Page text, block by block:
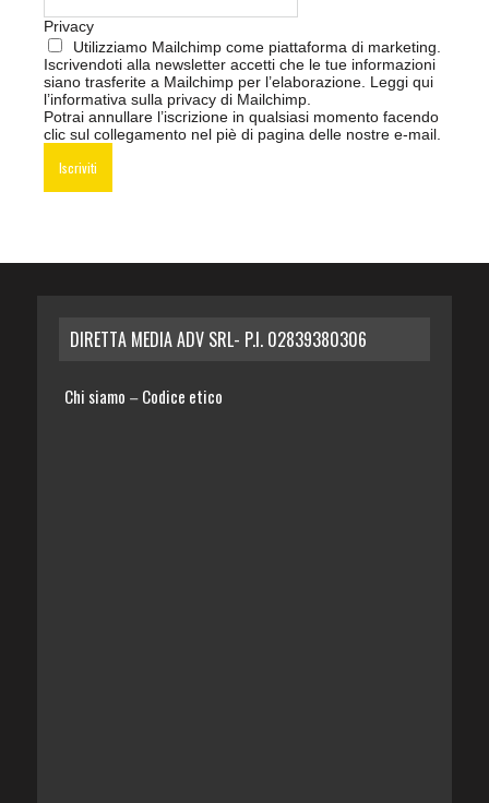
Privacy
Utilizziamo Mailchimp come piattaforma di marketing.
Iscrivendoti alla newsletter accetti che le tue informazioni
siano trasferite a Mailchimp per l’elaborazione. Leggi qui
l’informativa sulla privacy di Mailchimp
Potrai annullare l’iscrizione in qualsiasi momento facendo
clic sul collegamento nel piè di pagina delle nostre e-mail.
DIRETTA MEDIA ADV SRL- P.I. 02839380306
Chi siamo – Codice etico